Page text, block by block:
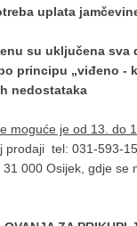
uplata
su uključena
principu „viđeno -
nedostataka
moguće je od 13. do
prodaji tel: 031-593-
000 Osijek, gdje se